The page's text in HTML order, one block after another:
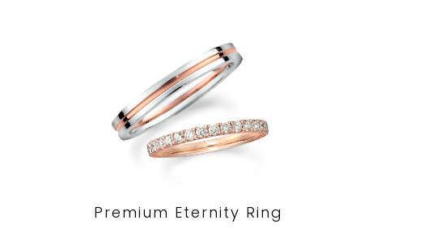
Premium Eternity Ring